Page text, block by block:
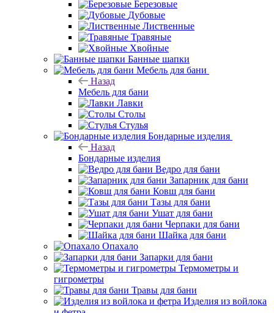
Березовые
Дубовые
Лиственные
Травяные
Хвойные
Банные шапки
Мебель для бани
Назад
Мебель для бани
Лавки
Столы
Стулья
Бондарные изделия
Назад
Бондарные изделия
Ведро для бани
Запарник для бани
Ковш для бани
Тазы для бани
Ушат для бани
Черпаки для бани
Шайка для бани
Опахало
Запарки для бани
Термометры и
гигрометры
Травы для бани
Изделия из войлока